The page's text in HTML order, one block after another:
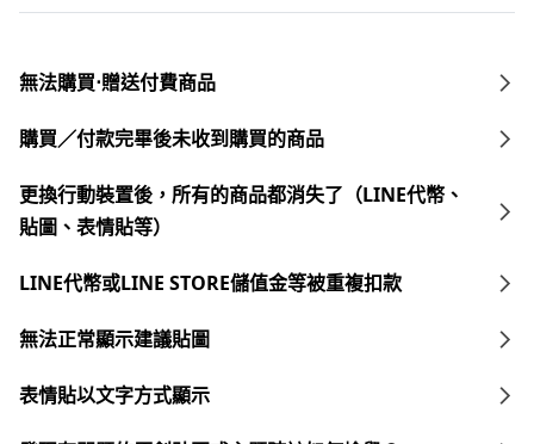
無法購買⋅贈送付費商品
購買／付款完畢後未收到購買的商品
更換行動裝置後，所有的商品都消失了（LINE代幣、
貼圖、表情貼等）
LINE代幣或LINE STORE儲值金等被重複扣款
無法正常顯示建議貼圖
表情貼以文字方式顯示